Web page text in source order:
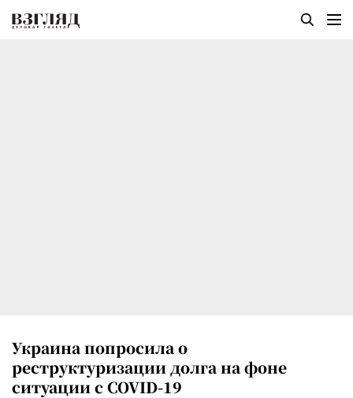
Украина попросила о
реструктуризации долга на фоне
ситуации с COVID-19